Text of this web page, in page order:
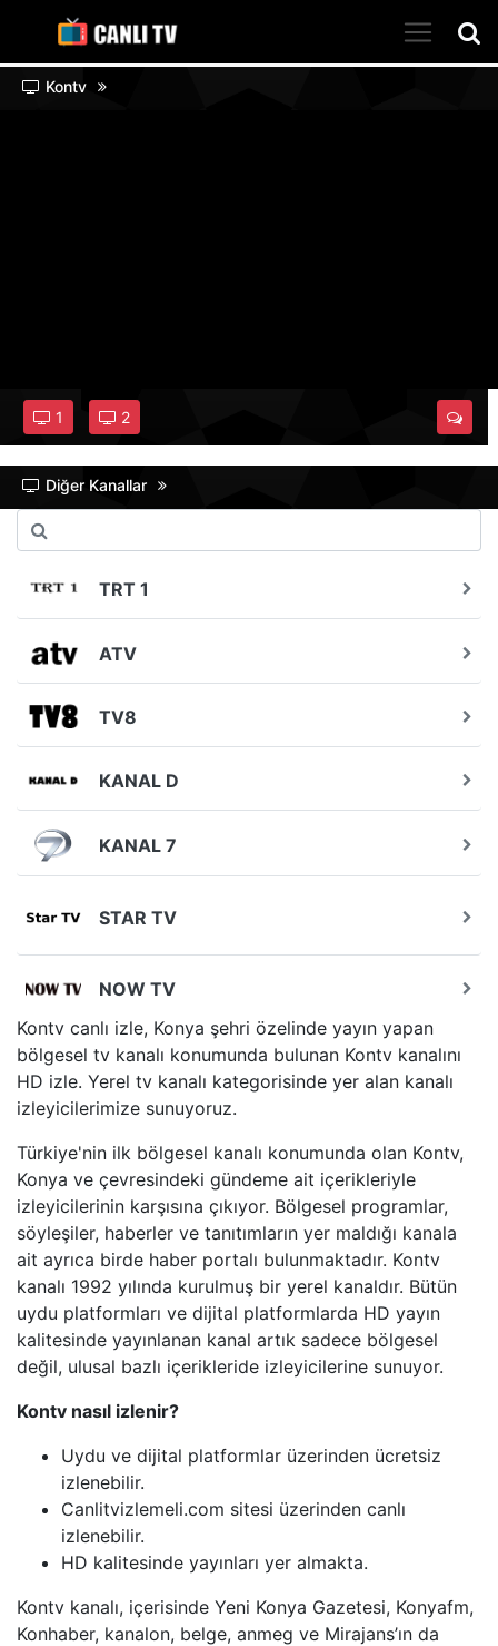
Kontv
1 2
Diğer Kanallar
TRT 1
ATV
TV8
KANAL D
KANAL 7
STAR TV
NOW TV
BEYAZ TV
SHOW TV
A2 TV
TEVE2
TV8,5
SöZCü TV
NTV
HABER GLOBAL
HABERTüRK
HALK TV
A HABER
Kontv canlı izle, Konya şehri özelinde yayın yapan
bölgesel tv kanalı konumunda bulunan Kontv kanalını
HD izle. Yerel tv kanalı kategorisinde yer alan kanalı
izleyicilerimize sunuyoruz.
Türkiye'nin ilk bölgesel kanalı konumunda olan Kontv,
Konya ve çevresindeki gündeme ait içerikleriyle
izleyicilerinin karşısına çıkıyor. Bölgesel programlar,
söyleşiler, haberler ve tanıtımların yer maldığı kanala
ait ayrıca birde haber portalı bulunmaktadır. Kontv
kanalı 1992 yılında kurulmuş bir yerel kanaldır. Bütün
uydu platformları ve dijital platformlarda HD yayın
kalitesinde yayınlanan kanal artık sadece bölgesel
değil, ulusal bazlı içerikleride izleyicilerine sunuyor.
Kontv nasıl izlenir?
Uydu ve dijital platformlar üzerinden ücretsiz
izlenebilir.
Canlitvizlemeli.com sitesi üzerinden canlı
izlenebilir.
HD kalitesinde yayınları yer almakta.
Kontv kanalı, içerisinde Yeni Konya Gazetesi, Konyafm,
Konhaber, kanalon, belge, anmeg ve Mirajans’ın da